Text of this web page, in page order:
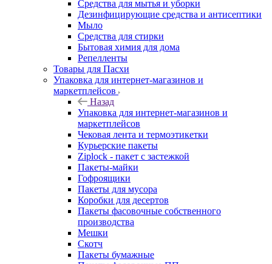
Средства для мытья и уборки
Дезинфицирующие средства и антисептики
Мыло
Средства для стирки
Бытовая химия для дома
Репелленты
Товары для Пасхи
Упаковка для интернет-магазинов и
маркетплейсов
Назад
Упаковка для интернет-магазинов и
маркетплейсов
Чековая лента и термоэтикетки
Курьерские пакеты
Ziplock - пакет с застежкой
Пакеты-майки
Гофроящики
Пакеты для мусора
Коробки для десертов
Пакеты фасовочные собственного
производства
Мешки
Скотч
Пакеты бумажные